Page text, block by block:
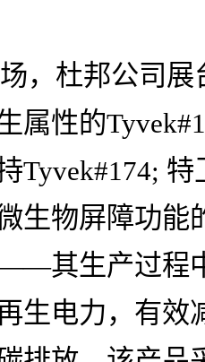
，杜邦公司
属性的
Tyvek#174;
生物屏障功能
其生产过程
生电力，有效